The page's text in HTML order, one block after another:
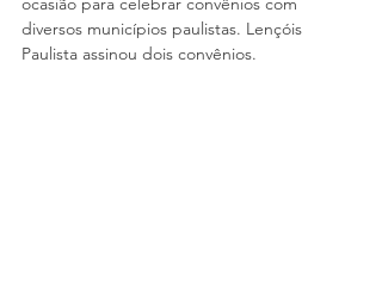
diversos municípios paulistas. Lençóis
Paulista assinou dois convênios.